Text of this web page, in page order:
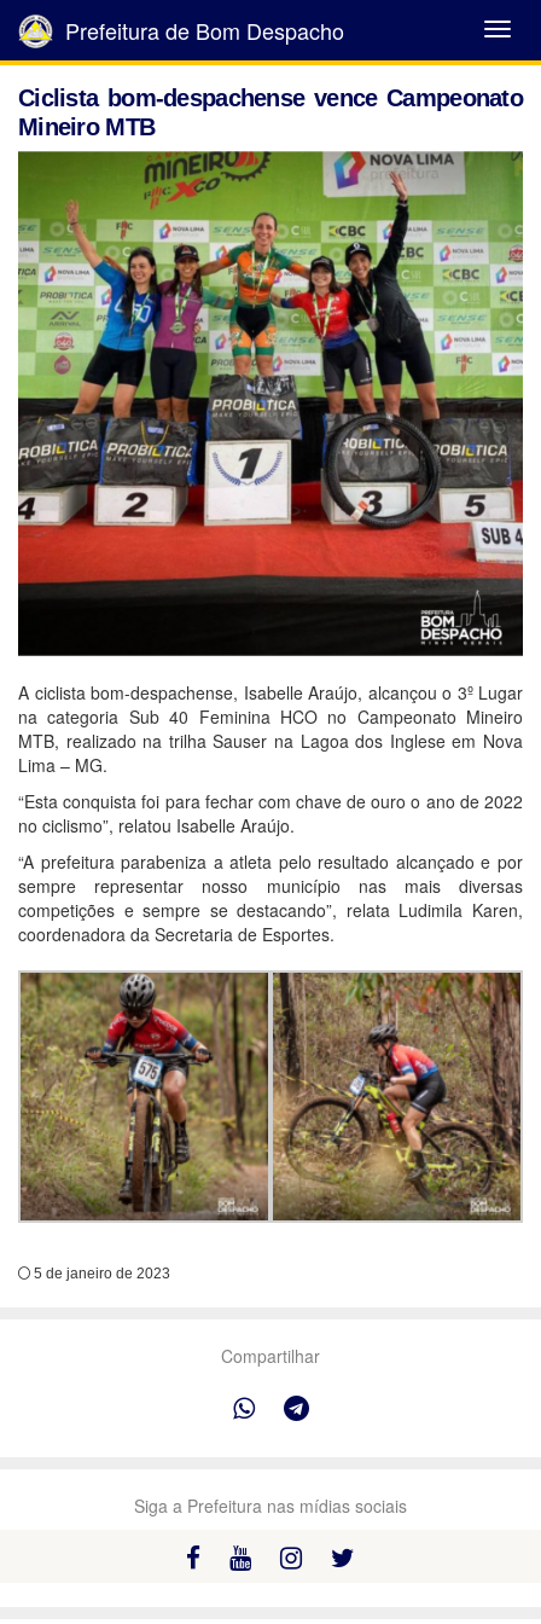
Abrir
Menu
Prefeitura de Bom Despacho
Ciclista bom-despachense vence Campeonato
Mineiro MTB
A ciclista bom-despachense, Isabelle Araújo, alcançou o 3º Lugar
na categoria Sub 40 Feminina HCO no Campeonato Mineiro
MTB, realizado na trilha Sauser na Lagoa dos Inglese em Nova
Lima – MG.
“Esta conquista foi para fechar com chave de ouro o ano de 2022
no ciclismo”, relatou Isabelle Araújo.
“A prefeitura parabeniza a atleta pelo resultado alcançado e por
sempre representar nosso município nas mais diversas
competições e sempre se destacando”, relata Ludimila Karen,
coordenadora da Secretaria de Esportes.
5 de janeiro de 2023
Compartilhar
Siga a Prefeitura nas mídias sociais